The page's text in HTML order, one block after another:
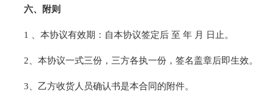
六、附则
1 、本协议有效期：自本协议签定后 至 年 月 日止。
2、本协议一式三份，三方各执一份，签名盖章后即生效。
3、乙方收货人员确认书是本合同的附件。